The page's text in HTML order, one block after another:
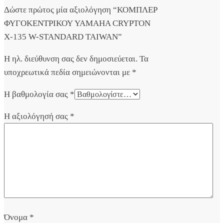
Δώστε πρώτος μία αξιολόγηση “ΚΟΜΠΛΕΡ
ΦΥΓΟΚΕΝΤΡΙΚΟΥ YAMAHA CRYPTON
X-135 W-STANDARD TAIWAN”
Η ηλ. διεύθυνση σας δεν δημοσιεύεται. Τα
υποχρεωτικά πεδία σημειώνονται με *
Η βαθμολογία σας *
Η αξιολόγησή σας *
Όνομα *